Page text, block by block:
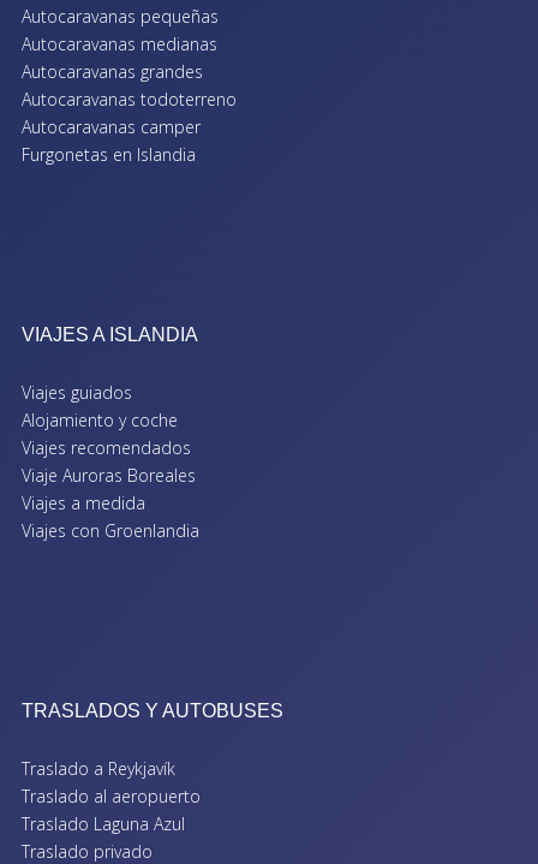
Autocaravanas pequeñas
Autocaravanas medianas
Autocaravanas grandes
Autocaravanas todoterreno
Autocaravanas camper
Furgonetas en Islandia
VIAJES A ISLANDIA
Viajes guiados
Alojamiento y coche
Viajes recomendados
Viaje Auroras Boreales
Viajes a medida
Viajes con Groenlandia
TRASLADOS Y AUTOBUSES
Traslado a Reykjavík
Traslado al aeropuerto
Traslado Laguna Azul
Traslado privado